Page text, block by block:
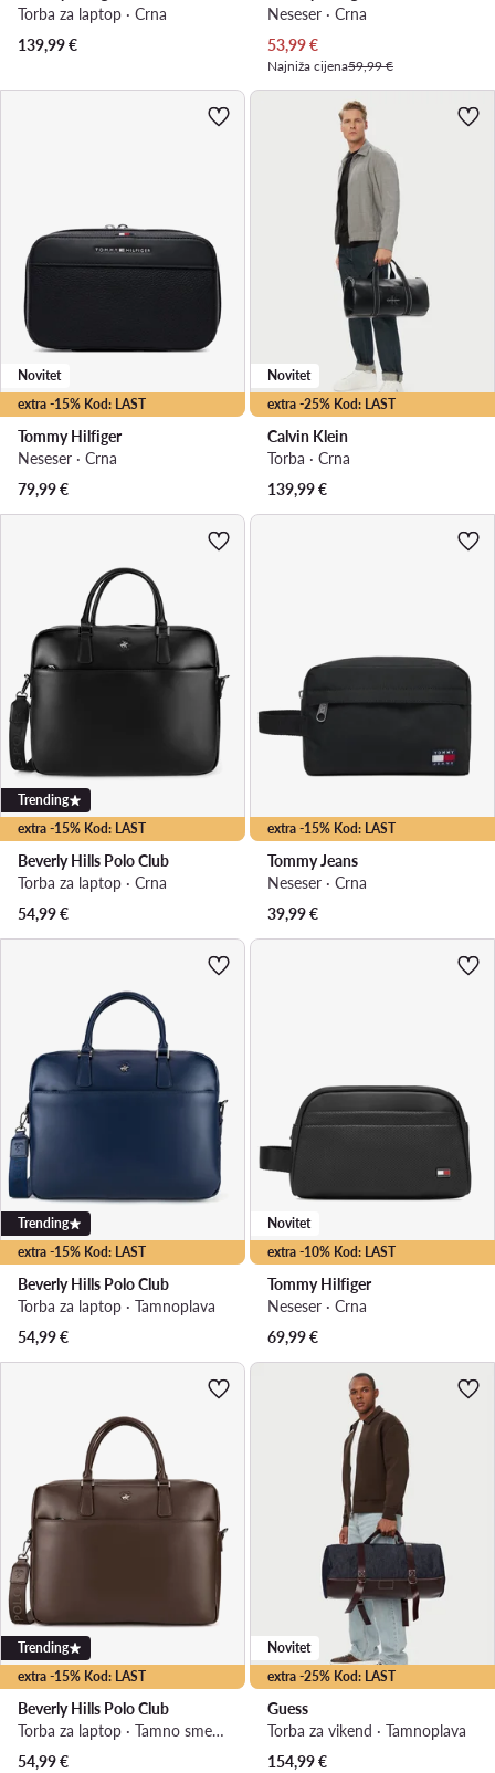
Torba za laptop · Crna
139,99€
Neseser · Crna
Trenutna cijena
53,99€
Najniža cijena59,99 €
extra -15% Kod: LAST
Novitet
Tommy Hilfiger
Neseser · Crna
79,99€
extra -25% Kod: LAST
Novitet
Calvin Klein
Torba · Crna
139,99€
extra -15% Kod: LAST
Trending
Beverly Hills Polo Club
Torba za laptop · Crna
54,99€
extra -15% Kod: LAST
Tommy Jeans
Neseser · Crna
39,99€
extra -15% Kod: LAST
Trending
Beverly Hills Polo Club
Torba za laptop · Tamnoplava
54,99€
extra -10% Kod: LAST
Novitet
Tommy Hilfiger
Neseser · Crna
69,99€
extra -15% Kod: LAST
Trending
Beverly Hills Polo Club
Torba za laptop · Tamno smeđa
54,99€
extra -25% Kod: LAST
Novitet
Guess
Torba za vikend · Tamnoplava
154,99€